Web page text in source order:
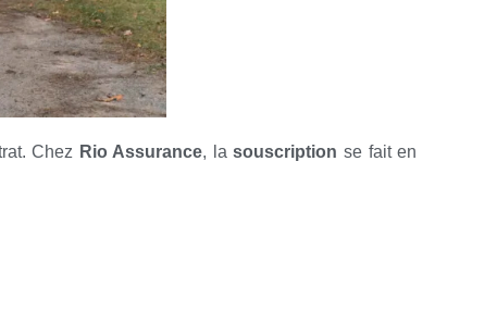
Chez Rio Assurance, lasouscription se fait en